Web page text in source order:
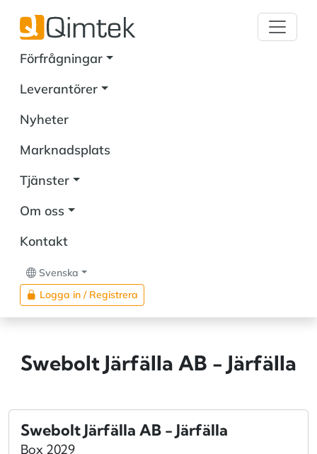
Förfrågningar
Leverantörer
Nyheter
Marknadsplats
Tjänster
Om oss
Kontakt
Svenska
Logga in / Registrera
Swebolt Järfälla AB - Järfälla
Swebolt Järfälla AB - Järfälla
Box 2029